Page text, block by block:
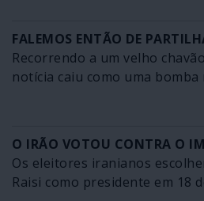
FALEMOS ENTÃO DE
Recorrendo a um velho
notícia caiu como uma bomba
O IRÃO VOTOU CONTRA O
Os eleitores iranianos
Raisi como presidente em 18